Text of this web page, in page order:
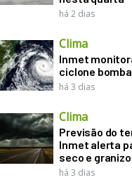
há 2 dias
Clima
Inmet
ciclone
há 3 dias
Clima
Previsão do
Inmet alerta
seco e granizo
há 3 dias